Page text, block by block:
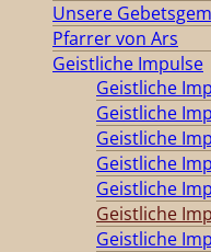
Unsere
Pfarrer von Ars
Geistliche Impulse
Geistliche
Geistliche
Geistliche
Geistliche
Geistliche
Geistliche
Geistliche